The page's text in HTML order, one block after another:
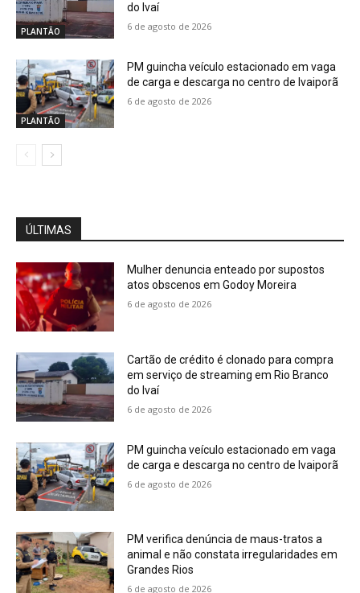
PLANTÃO
do Ivaí
6 de agosto de 2026
PLANTÃO
PM guincha veículo estacionado em vaga
de carga e descarga no centro de Ivaiporã
6 de agosto de 2026
ÚLTIMAS
Mulher denuncia enteado por supostos
atos obscenos em Godoy Moreira
6 de agosto de 2026
Cartão de crédito é clonado para compra
em serviço de streaming em Rio Branco
do Ivaí
6 de agosto de 2026
PM guincha veículo estacionado em vaga
de carga e descarga no centro de Ivaiporã
6 de agosto de 2026
PM verifica denúncia de maus-tratos a
animal e não constata irregularidades em
Grandes Rios
6 de agosto de 2026